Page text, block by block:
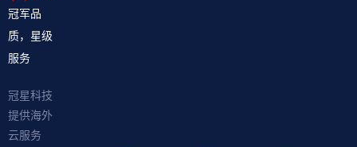
冠军品
质，星级
服务
冠星科技
提供海外
云服务